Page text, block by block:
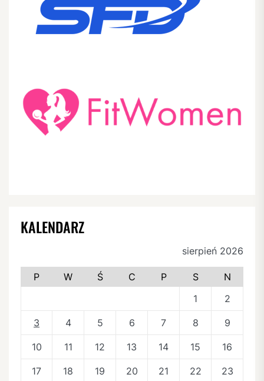
KALENDARZ
sierpień 2026
P W Ś C P S
N
1
2
3 4 5 6 7 8 9
10 11 12 13 14 15 16
17 18 19 20 21 22 23